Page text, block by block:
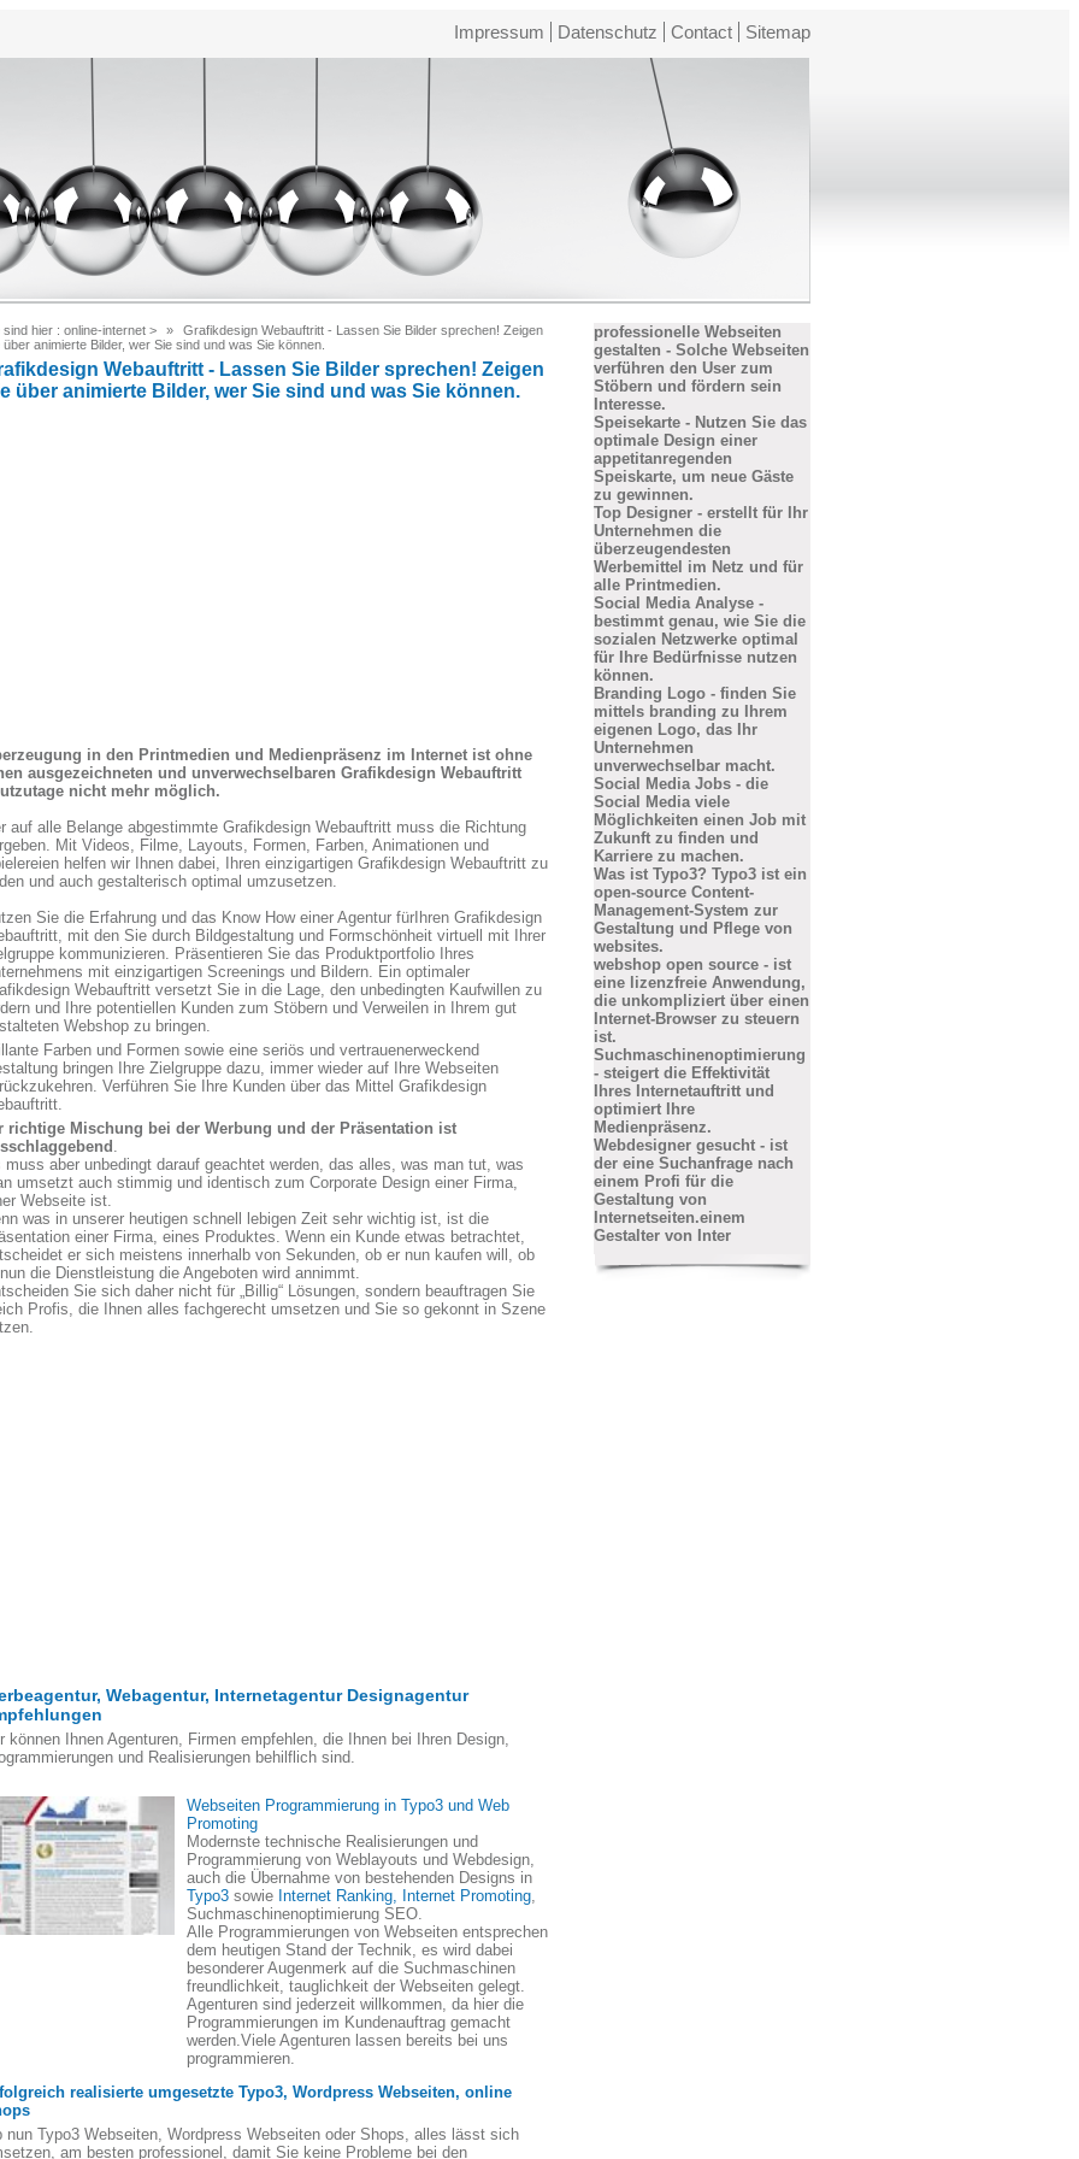
Impressum Datenschutz Contact Sitemap
sind hier : online-internet >
Grafikdesign Webauftritt - Lassen Sie Bilder sprechen! Zeigen
über animierte Bilder, wer Sie sind und was Sie können.
Webauftritt - Lassen Sie Bilder sprechen! Zeigen
über animierte Bilder, wer Sie sind und was Sie können.
in den Printmedien und Medienpräsenz im Internet ist ohne
ausgezeichneten und unverwechselbaren Grafikdesign Webauftritt
nicht mehr möglich.
auf alle Belange abgestimmte Grafikdesign Webauftritt muss die Richtung
Mit Videos, Filme, Layouts, Formen, Farben, Animationen und
helfen wir Ihnen dabei, Ihren einzigartigen Grafikdesign Webauftritt zu
und auch gestalterisch optimal umzusetzen.
Sie die Erfahrung und das Know How einer Agentur fürIhren Grafikdesign
mit den Sie durch Bildgestaltung und Formschönheit virtuell mit Ihrer
kommunizieren. Präsentieren Sie das Produktportfolio Ihres
mit einzigartigen Screenings und Bildern. Ein optimaler
Webauftritt versetzt Sie in die Lage, den unbedingten Kaufwillen zu
und Ihre potentiellen Kunden zum Stöbern und Verweilen in Ihrem gut
Webshop zu bringen.
Farben und Formen sowie eine seriös und vertrauenerweckend
bringen Ihre Zielgruppe dazu, immer wieder auf Ihre Webseiten
Verführen Sie Ihre Kunden über das Mittel Grafikdesign
richtige Mischung bei der Werbung und der Präsentation ist
.
muss aber unbedingt darauf geachtet werden, das alles, was man tut, was
umsetzt auch stimmig und identisch zum Corporate Design einer Firma,
Webseite ist.
was in unserer heutigen schnell lebigen Zeit sehr wichtig ist, ist die
einer Firma, eines Produktes. Wenn ein Kunde etwas betrachtet,
er sich meistens innerhalb von Sekunden, ob er nun kaufen will, ob
die Dienstleistung die Angeboten wird annimmt.
Sie sich daher nicht für „Billig“ Lösungen, sondern beauftragen Sie
Profis, die Ihnen alles fachgerecht umsetzen und Sie so gekonnt in Szene
Webagentur, Internetagentur Designagentur
können Ihnen Agenturen, Firmen empfehlen, die Ihnen bei Ihren Design,
und Realisierungen behilflich sind.
Webseiten Programmierung in Typo3 und Web
Promoting
Modernste technische Realisierungen und
Programmierung von Weblayouts und Webdesign,
auch die Übernahme von bestehenden Designs in
Typo3 sowie Internet Ranking, Internet Promoting,
Suchmaschinenoptimierung SEO.
Alle Programmierungen von Webseiten entsprechen
dem heutigen Stand der Technik, es wird dabei
besonderer Augenmerk auf die Suchmaschinen
freundlichkeit, tauglichkeit der Webseiten gelegt.
Agenturen sind jederzeit willkommen, da hier die
Programmierungen im Kundenauftrag gemacht
werden.Viele Agenturen lassen bereits bei uns
programmieren.
realisierte umgesetzte Typo3, Wordpress Webseiten, online
nun Typo3 Webseiten, Wordpress Webseiten oder Shops, alles lässt sich
am besten professionel, damit Sie keine Probleme bei den
professionelle Webseiten
gestalten - Solche Webseiten
verführen den User zum
Stöbern und fördern sein
Interesse.
Speisekarte - Nutzen Sie das
optimale Design einer
appetitanregenden
Speiskarte, um neue Gäste
zu gewinnen.
Top Designer - erstellt für Ihr
Unternehmen die
überzeugendesten
Werbemittel im Netz und für
alle Printmedien.
Social Media Analyse -
bestimmt genau, wie Sie die
sozialen Netzwerke optimal
für Ihre Bedürfnisse nutzen
können.
Branding Logo - finden Sie
mittels branding zu Ihrem
eigenen Logo, das Ihr
Unternehmen
unverwechselbar macht.
Social Media Jobs - die
Social Media viele
Möglichkeiten einen Job mit
Zukunft zu finden und
Karriere zu machen.
Was ist Typo3? Typo3 ist ein
open-source Content-
Management-System zur
Gestaltung und Pflege von
websites.
webshop open source - ist
eine lizenzfreie Anwendung,
die unkompliziert über einen
Internet-Browser zu steuern
ist.
Suchmaschinenoptimierung
- steigert die Effektivität
Ihres Internetauftritt und
optimiert Ihre
Medienpräsenz.
Webdesigner gesucht - ist
der eine Suchanfrage nach
einem Profi für die
Gestaltung von
Internetseiten.einem
Gestalter von Inter